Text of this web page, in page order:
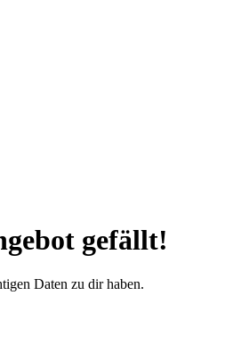
gefällt!
Daten zu dir haben.